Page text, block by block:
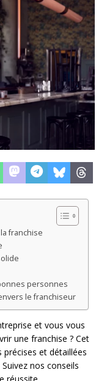
franchise
personnes
le franchiseur
et vous vous
une franchise ? Cet
et détaillées
nos conseils